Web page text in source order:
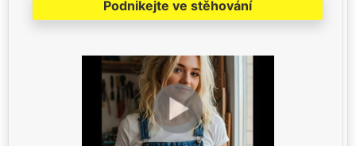
Podnikejte ve stěhování